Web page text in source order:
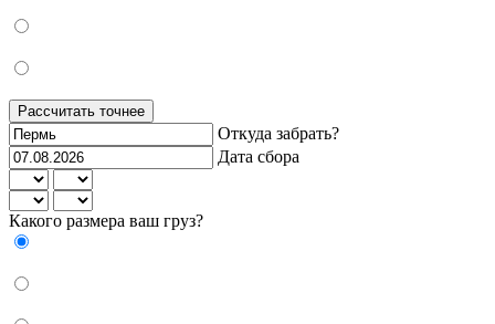
Рассчитать точнее
Откуда забрать?
Дата сбора
Какого размера ваш груз?